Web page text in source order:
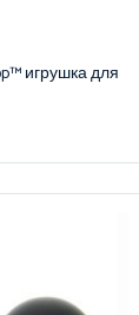
игрушка для